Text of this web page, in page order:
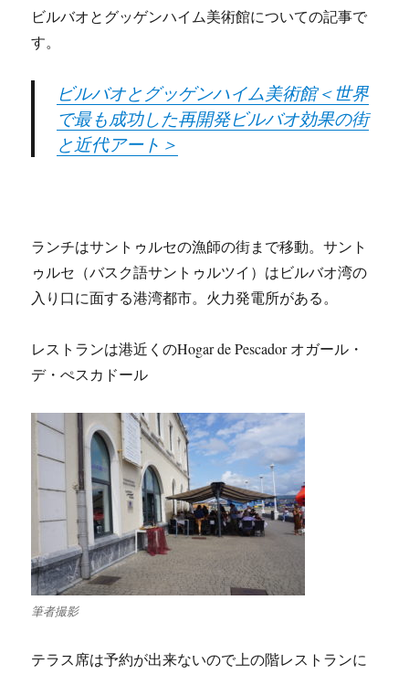
ビルバオとグッゲンハイム美術館についての記事で
す。
ビルバオとグッゲンハイム美術館＜世界
で最も成功した再開発ビルバオ効果の街
と近代アート＞
ランチはサントゥルセの漁師の街まで移動。サント
ゥルセ（バスク語サントゥルツイ）はビルバオ湾の
入り口に面する港湾都市。火力発電所がある。
レストランは港近くのHogar de Pescador オガール・
デ・ぺスカドール
筆者撮影
テラス席は予約が出来ないので上の階レストランに